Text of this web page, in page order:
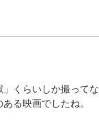
くらいしか撮って
る映画でしたね。